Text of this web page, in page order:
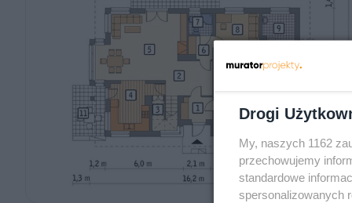
Drogi
My, naszych 1162
przechowujemy
standardowe
spersonalizowanych